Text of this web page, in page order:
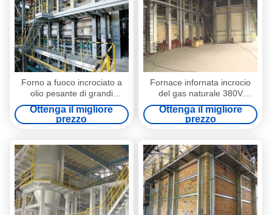
Forno a fuoco incrociato a
olio pesante di grandi
dimensioni
Ottenga il migliore
prezzo
Fornace infornata incrocio
del gas naturale 380V
ISO14001 della bottiglia di
vetro
Ottenga il migliore
prezzo